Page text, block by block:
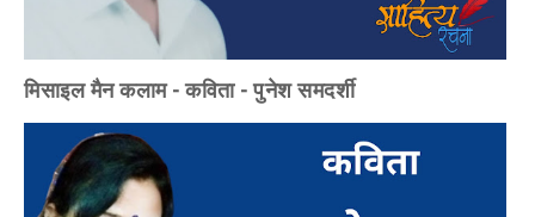
मिसाइल मैन कलाम - कविता - पुनेश समदर्शी